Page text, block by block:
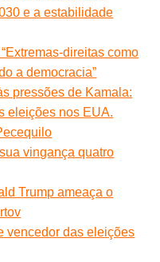
e a estabilidade
direitas como
a democracia”
pressões de Kamala:
eleições nos EUA.
vingança quatro
Trump ameaça o
vencedor das eleições